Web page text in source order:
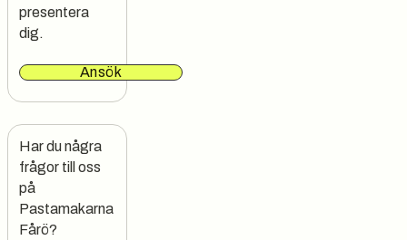
presentera
dig.
Ansök
Har du några
frågor till oss
på
Pastamakarna
Fårö?